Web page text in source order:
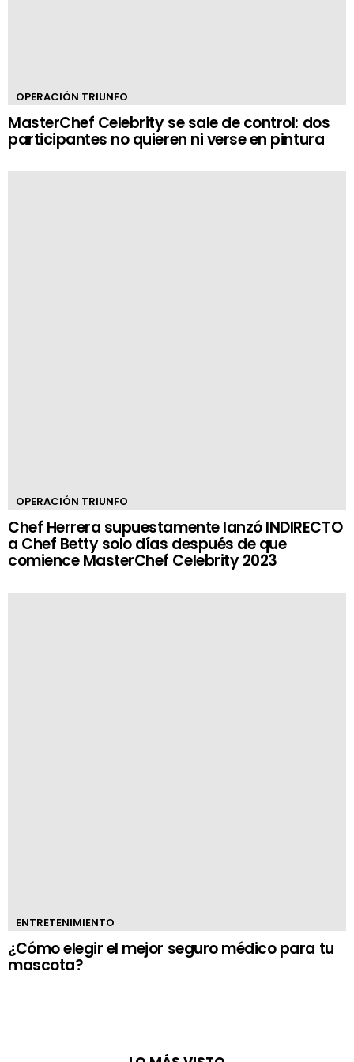
OPERACIÓN TRIUNFO
MasterChef Celebrity se sale de control: dos
participantes no quieren ni verse en pintura
OPERACIÓN TRIUNFO
Chef Herrera supuestamente lanzó INDIRECTO
a Chef Betty solo días después de que
comience MasterChef Celebrity 2023
ENTRETENIMIENTO
¿Cómo elegir el mejor seguro médico para tu
mascota?